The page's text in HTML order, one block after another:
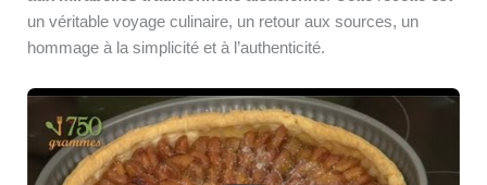
un véritable voyage culinaire, un retour aux sources, un
hommage à la simplicité et à l’authenticité.